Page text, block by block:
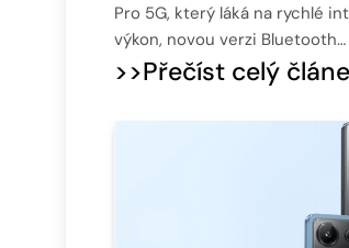
Pro 5G, který láká na rychlé
výkon, novou verzi Bluetooth…
>>Přečíst celý